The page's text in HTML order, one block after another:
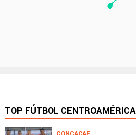
TOP FÚTBOL CENTROAMÉRICA